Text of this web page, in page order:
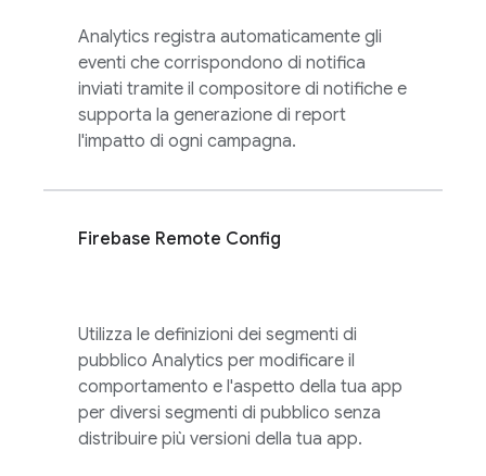
Analytics registra automaticamente gli
eventi che corrispondono di notifica
inviati tramite il compositore di notifiche e
supporta la generazione di report
l'impatto di ogni campagna.
Firebase Remote Config
Utilizza le definizioni dei segmenti di
pubblico Analytics per modificare il
comportamento e l'aspetto della tua app
per diversi segmenti di pubblico senza
distribuire più versioni della tua app.